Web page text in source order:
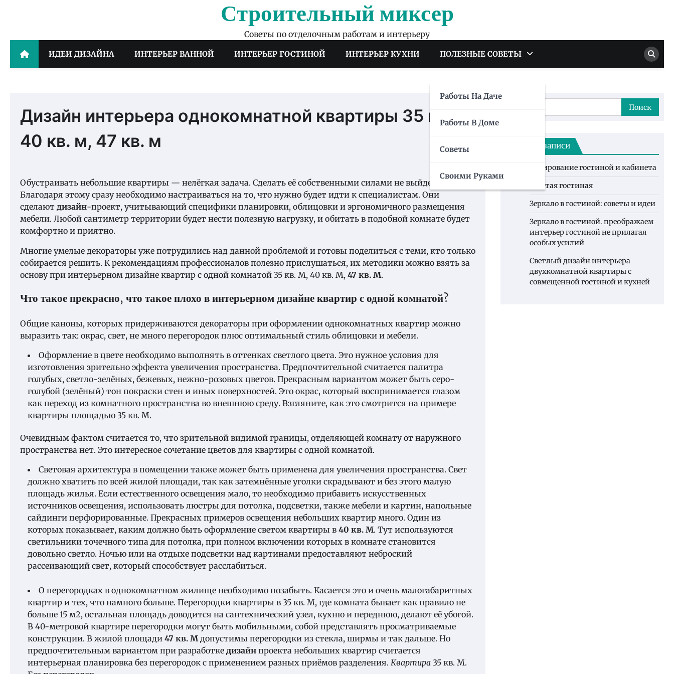
Строительный миксер
Советы по отделочным работам и интерьеру
ИДЕИ ДИЗАЙНА ИНТЕРЬЕР ВАННОЙ ИНТЕРЬЕР ГОСТИНОЙ ИНТЕРЬЕР КУХНИ ПОЛЕЗНЫЕ СОВЕТЫ
Работы На Даче
Работы В Доме
Советы
Своими Руками
Дизайн интерьера однокомнатной квартиры 35 кв. м,
40 кв. м, 47 кв. м
Обустраивать небольшие квартиры — нелёгкая задача. Сделать её собственными силами не выйдет.
Благодаря этому сразу необходимо настраиваться на то, что нужно будет идти к специалистам. Они
сделают дизайн-проект, учитывающий специфики планировки, облицовки и эргономичного размещения
мебели. Любой сантиметр территории будет нести полезную нагрузку, и обитать в подобной комнате будет
комфортно и приятно.
Многие умелые декораторы уже потрудились над данной проблемой и готовы поделиться с теми, кто только
собирается решить. К рекомендациям профессионалов полезно прислушаться, их методики можно взять за
основу при интерьерном дизайне квартир с одной комнатой 35 кв. М, 40 кв. М, 47 кв. М.
Что такое прекрасно, что такое плохо в интерьерном дизайне квартир с одной комнатой?
Общие каноны, которых придерживаются декораторы при оформлении однокомнатных квартир можно
выразить так: окрас, свет, не много перегородок плюс оптимальный стиль облицовки и мебели.
Оформление в цвете необходимо выполнять в оттенках светлого цвета. Это нужное условия для
изготовления зрительно эффекта увеличения пространства. Предпочтительной считается палитра
голубых, светло-зелёных, бежевых, нежно-розовых цветов. Прекрасным вариантом может быть серо-
голубой (зелёный) тон покраски стен и иных поверхностей. Это окрас, который воспринимается глазом
как переход из комнатного пространства во внешнюю среду. Взгляните, как это смотрится на примере
квартиры площадью 35 кв. М.
Очевидным фактом считается то, что зрительной видимой границы, отделяющей комнату от наружного
пространства нет. Это интересное сочетание цветов для квартиры с одной комнатой.
Световая архитектура в помещении также может быть применена для увеличения пространства. Свет
должно хватить по всей жилой площади, так как затемнённые уголки скрадывают и без этого малую
площадь жилья. Если естественного освещения мало, то необходимо прибавить искусственных
источников освещения, использовать люстры для потолка, подсветки, также мебели и картин, напольные
сайдинги перфорированные. Прекрасных примеров освещения небольших квартир много. Один из
которых показывает, каким должно быть оформление светом квартиры в 40 кв. М. Тут используются
светильники точечного типа для потолка, при полном включении которых в комнате становится
довольно светло. Ночью или на отдыхе подсветки над картинами предоставляют неброский
рассеивающий свет, который способствует расслабиться.
О перегородках в однокомнатном жилище необходимо позабыть. Касается это и очень малогабаритных
квартир и тех, что намного больше. Перегородки квартиры в 35 кв. М, где комната бывает как правило не
больше 15 м2, остальная площадь доводится на сантехнический узел, кухню и переднюю, делают её убогой.
В 40-метровой квартире перегородки могут быть мобильными, собой представлять просматриваемые
конструкции. В жилой площади 47 кв. М допустимы перегородки из стекла, ширмы и так дальше. Но
предпочтительным вариантом при разработке дизайн проекта небольших квартир считается
интерьерная планировка без перегородок с применением разных приёмов разделения. Квартира 35 кв. М.
Свежие записи
Зонирование гостиной и кабинета
Желтая гостиная
Зеркало в гостиной: советы и идеи
Зеркало в гостиной. преображаем
интерьер гостиной не прилагая
особых усилий
Светлый дизайн интерьера
двухкомнатной квартиры с
совмещенной гостиной и кухней